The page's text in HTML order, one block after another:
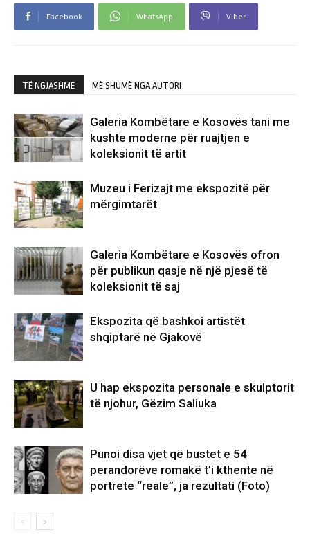
Facebook WhatsApp Viber
TË NGJASHME MË SHUMË NGA AUTORI
Galeria Kombëtare e Kosovës tani me
kushte moderne për ruajtjen e
koleksionit të artit
Muzeu i Ferizajt me ekspozitë për
mërgimtarët
Galeria Kombëtare e Kosovës ofron
për publikun qasje në një pjesë të
koleksionit të saj
Ekspozita që bashkoi artistët
shqiptarë në Gjakovë
U hap ekspozita personale e skulptorit
të njohur, Gëzim Saliuka
Punoi disa vjet që bustet e 54
perandorëve romakë t’i kthente në
portrete “reale”, ja rezultati (Foto)